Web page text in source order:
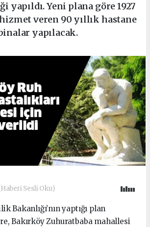
yapıldı. Yeni plana göre 1927
veren 90 yıllık hastane
yapılacak.
Sesli Oku)
Bakanlığı’nın yaptığı plan
Bakırköy Zuhuratbaba mahallesi